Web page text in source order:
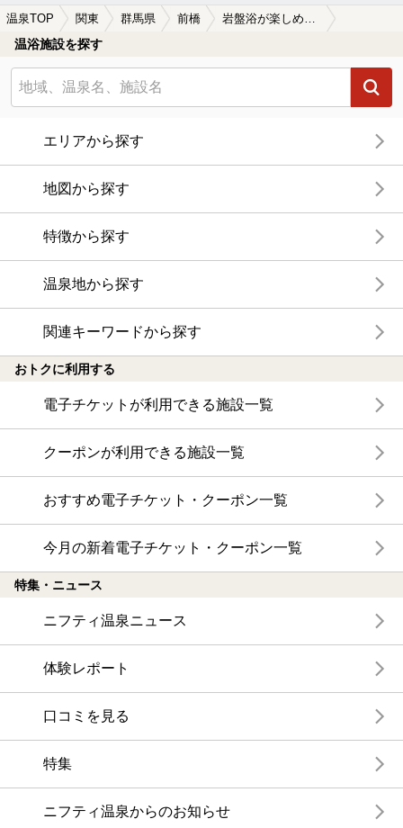
温泉TOP 関東 群馬県 前橋 岩盤浴が楽しめる前橋の温泉、日帰り温泉、スーパー銭湯おすすめ
温浴施設を探す
エリアから探す
地図から探す
特徴から探す
温泉地から探す
関連キーワードから探す
おトクに利用する
電子チケットが利用できる施設一覧
クーポンが利用できる施設一覧
おすすめ電子チケット・クーポン一覧
今月の新着電子チケット・クーポン一覧
特集・ニュース
ニフティ温泉ニュース
体験レポート
口コミを見る
特集
ニフティ温泉からのお知らせ